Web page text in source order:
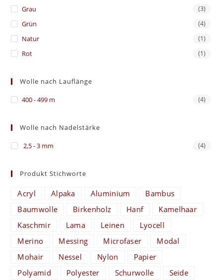
Grau (3)
Grün (4)
Natur (1)
Rot (1)
Wolle nach Lauflänge
400 - 499 m (4)
Wolle nach Nadelstärke
2,5 - 3 mm (4)
Produkt Stichworte
Acryl Alpaka Aluminium
Bambus
Baumwolle
Birkenholz Hanf
Kamelhaar
Kaschmir
Lama Leinen
Lyocell
Merino
Messing Microfaser
Modal
Mohair
Nessel Nylon
Papier
Polyamid
Polyester Schurwolle
Seide